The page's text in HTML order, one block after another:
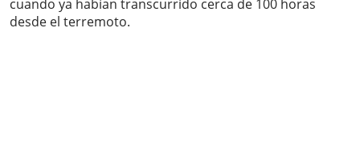
cuando ya habían transcurrido cerca de 100 horas
desde el terremoto.